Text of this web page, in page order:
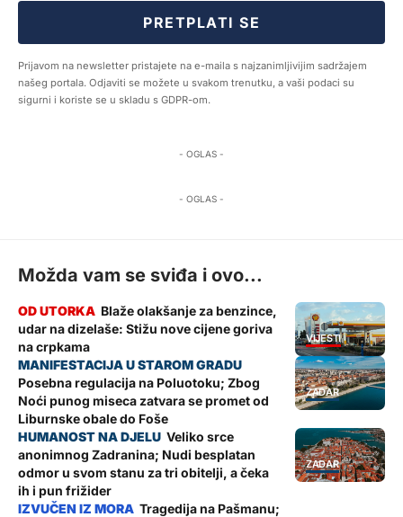
PRETPLATI SE
Prijavom na newsletter pristajete na e-maila s najzanimljivijim sadržajem
našeg portala. Odjaviti se možete u svakom trenutku, a vaši podaci su
sigurni i koriste se u skladu s GDPR-om.
- OGLAS -
- OGLAS -
Možda vam se sviđa i ovo...
VIJESTI
Blaže olakšanje za benzince,
udar na dizelaše: Stižu nove cijene goriva
na crpkama
ZADAR
Posebna regulacija na Poluotoku; Zbog
Noći punog miseca zatvara se promet od
Liburnske obale do Foše
ZADAR
Veliko srce
anonimnog Zadranina; Nudi besplatan
odmor u svom stanu za tri obitelji, a čeka
ih i pun frižider
Tragedija na Pašmanu;